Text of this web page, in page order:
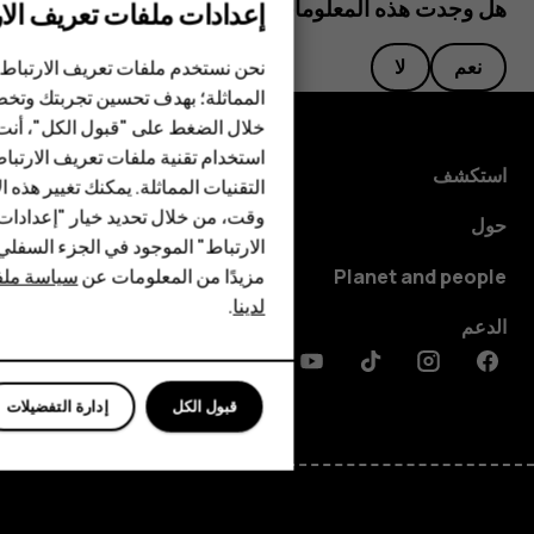
الهواتف الذكية
الهواتف المميزة
HMD Terra M
HMD DUB
HMD Watch
للأعمال
هل وجدت هذه المعلومات مفيدة؟
نعم لا
استكشف
حول
Planet and people
الدعم
Facebook
Instagram
Tiktok
Youtube
إعدادات ملفات تعريف
نحن نستخدم ملفات تعريف
المماثلة؛ بهدف تحسين تجربتك
خلال الضغط على "قبول الكل"،
استخدام تقنية ملفات تعريف
التقنيات المماثلة. يمكنك تغيير
وقت، من خلال تحديد خيار
الارتباط" الموجود في الجزء
مزيدًا من المعلومات عنسياسة
لدينا.
إدارة التفضيلات قبول الكل